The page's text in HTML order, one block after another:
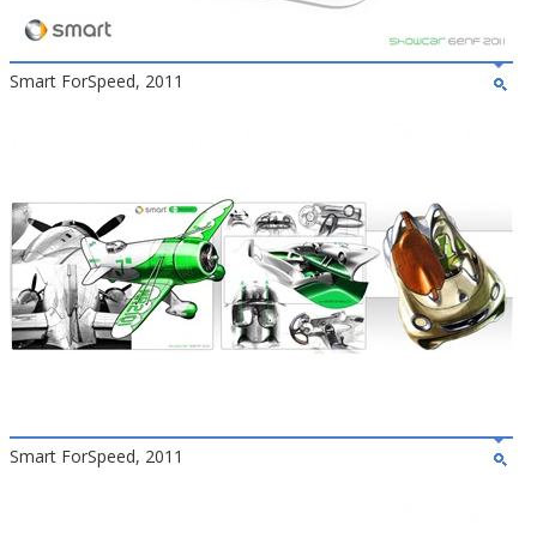
Smart ForSpeed, 2011
Smart ForSpeed, 2011